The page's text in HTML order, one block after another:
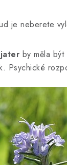
je neberete
by měla
Psychické